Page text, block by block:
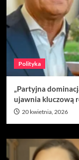
Polityka
„Partyjna
ujawnia kluczową
20 kwietnia, 2026